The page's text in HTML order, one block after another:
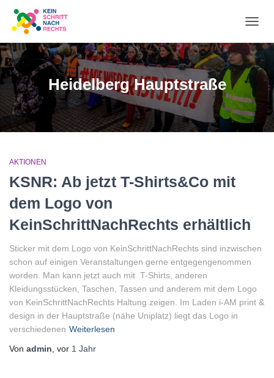
Heidelberg Hauptstraße
AKTIONEN
KSNR: Ab jetzt T-Shirts&Co mit
dem Logo von
KeinSchrittNachRechts erhältlich
Sticker mit dem Logo von KeinSchrittNachRechts sind inzwischen
schon auf einigen Veranstaltungen gerne entgegengenommen
worden. Man kann jetzt auch mit T-Shirts, anderen
Kleidungsstücken, Taschen, Tassen und anderem mit dem Logo
von KeinSchrittNachRechts Haltung zeigen. Im Laden i-AM print &
design in der Hauptstraße (nähe Uniplatz) liegt das Logo in
verschiedenen Weiterlesen
Von admin , vor 1 Jahr